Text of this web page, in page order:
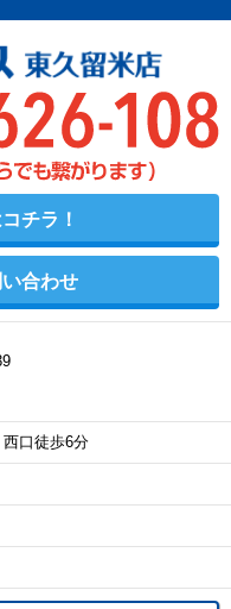
チラ！
合わせ
口徒歩6分